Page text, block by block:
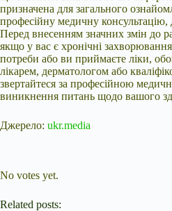
призначена для загального
професійну медичну консультацію,
Перед внесенням значних змін до
якщо у вас є хронічні захворювання,
потреби або ви приймаєте ліки,
лікарем, дерматологом або
звертайтеся за професійною
виникнення питань щодо вашого
Джерело: ukr.media
No votes yet.
Related posts: